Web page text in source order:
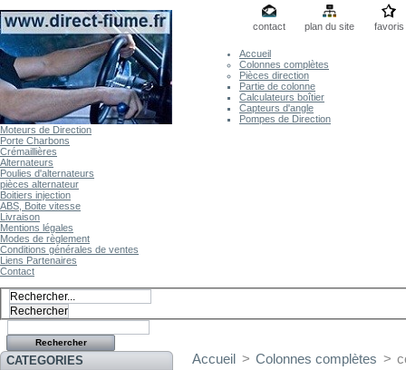
contact plan du site favoris
Accueil
Colonnes complètes
Pièces direction
Partie de colonne
Calculateurs boîtier
Capteurs d'angle
Pompes de Direction
Moteurs de Direction
Porte Charbons
Crémaillières
Alternateurs
Poulies d'alternateurs
pièces alternateur
Boitiers injection
ABS, Boite vitesse
Livraison
Mentions légales
Modes de règlement
Conditions générales de ventes
Liens Partenaires
Contact
CATEGORIES Accueil > Colonnes complètes >